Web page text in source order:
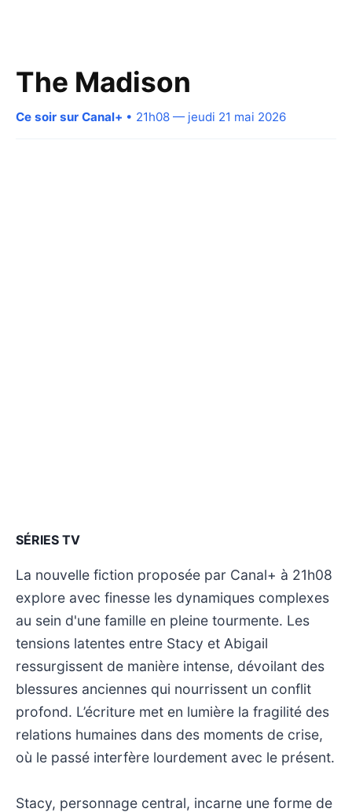
The Madison
Ce soir sur Canal+ • 21h08 — jeudi 21 mai 2026
SÉRIES TV
La nouvelle fiction proposée par Canal+ à 21h08
explore avec finesse les dynamiques complexes
au sein d'une famille en pleine tourmente. Les
tensions latentes entre Stacy et Abigail
ressurgissent de manière intense, dévoilant des
blessures anciennes qui nourrissent un conflit
profond. L’écriture met en lumière la fragilité des
relations humaines dans des moments de crise,
où le passé interfère lourdement avec le présent.
Stacy, personnage central, incarne une forme de